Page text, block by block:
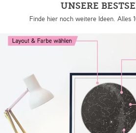
UNSERE
Finde hier noch weitere Ideen. Alles